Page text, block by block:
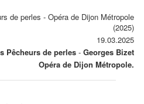
de perles - Opéra de Dijon Métropole
(2025)
19.03.2025
Pêcheurs de perles - Georges Bizet
Opéra de Dijon Métropole.